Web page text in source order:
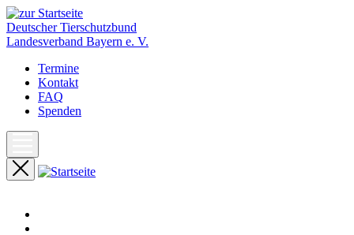
Deutscher Tierschutzbund
Landesverband Bayern e. V.
Termine
Kontakt
FAQ
Spenden